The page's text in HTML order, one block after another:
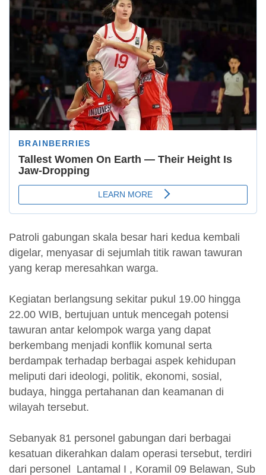
Patroli gabungan skala besar hari kedua kembali
digelar, menyasar di sejumlah titik rawan tawuran
yang kerap meresahkan warga.
Kegiatan berlangsung sekitar pukul 19.00 hingga
22.00 WIB, bertujuan untuk mencegah potensi
tawuran antar kelompok warga yang dapat
berkembang menjadi konflik komunal serta
berdampak terhadap berbagai aspek kehidupan
meliputi dari ideologi, politik, ekonomi, sosial,
budaya, hingga pertahanan dan keamanan di
wilayah tersebut.
Sebanyak 81 personel gabungan dari berbagai
kesatuan dikerahkan dalam operasi tersebut, terdiri
dari personel Lantamal I , Koramil 09 Belawan, Sub